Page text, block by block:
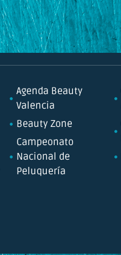
Agenda Beauty
Valencia
Beauty Zone
Campeonato
Nacional de
Peluquería